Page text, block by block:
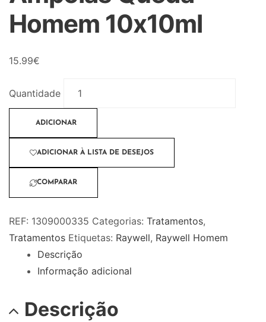
Homem 10x10ml
15.99€
Quantidade
ADICIONAR
ADICIONAR À LISTA DE DESEJOS
COMPARAR
REF: 1309000335 Categorias: Tratamentos,
Tratamentos Etiquetas: Raywell, Raywell Homem
Descrição
Informação adicional
Descrição